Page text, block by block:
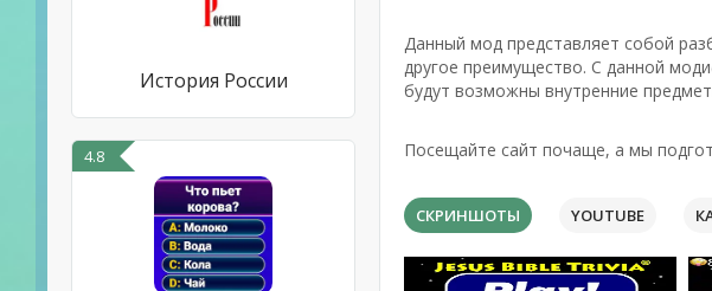
История России
4.8
Данный мод представляет собой
другое преимущество. С данной
будут возможны внутренние
Посещайте сайт почаще, а мы
СКРИНШОТЫ YOUTUBE